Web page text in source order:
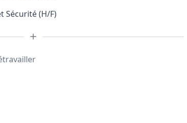
Sécurité (H/F)